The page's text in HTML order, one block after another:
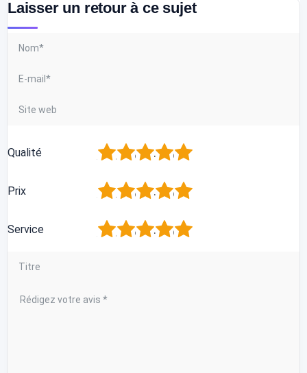
Laisser un retour à ce sujet
Qualité 5
4
3
2
Prix 5
4
3
2
Service 5
4
3
2